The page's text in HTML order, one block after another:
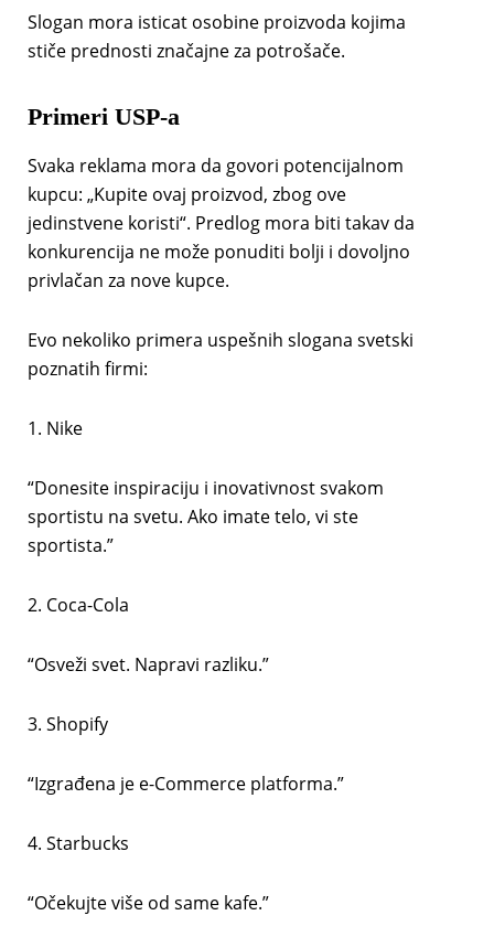
Slogan mora isticat osobine proizvoda kojima
stiče prednosti značajne za potrošače.
Primeri USP-a
Svaka reklama mora da govori potencijalnom
kupcu: „Kupite ovaj proizvod, zbog ove
jedinstvene koristi“. Predlog mora biti takav da
konkurencija ne može ponuditi bolji i dovoljno
privlačan za nove kupce.
Evo nekoliko primera uspešnih slogana svetski
poznatih firmi:
1. Nike
“Donesite inspiraciju i inovativnost svakom
sportistu na svetu. Ako imate telo, vi ste
sportista.”
2. Coca-Cola
“Osveži svet. Napravi razliku.”
3. Shopify
“Izgrađena je e-Commerce platforma.”
4. Starbucks
“Očekujte više od same kafe.”